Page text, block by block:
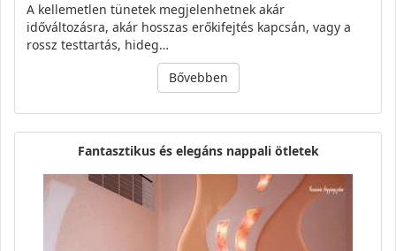
A kellemetlen tünetek megjelenhetnek akár
időváltozásra, akár hosszas erőkifejtés kapcsán, vagy a
rossz testtartás, hideg…
Bővebben
Fantasztikus és elegáns nappali ötletek